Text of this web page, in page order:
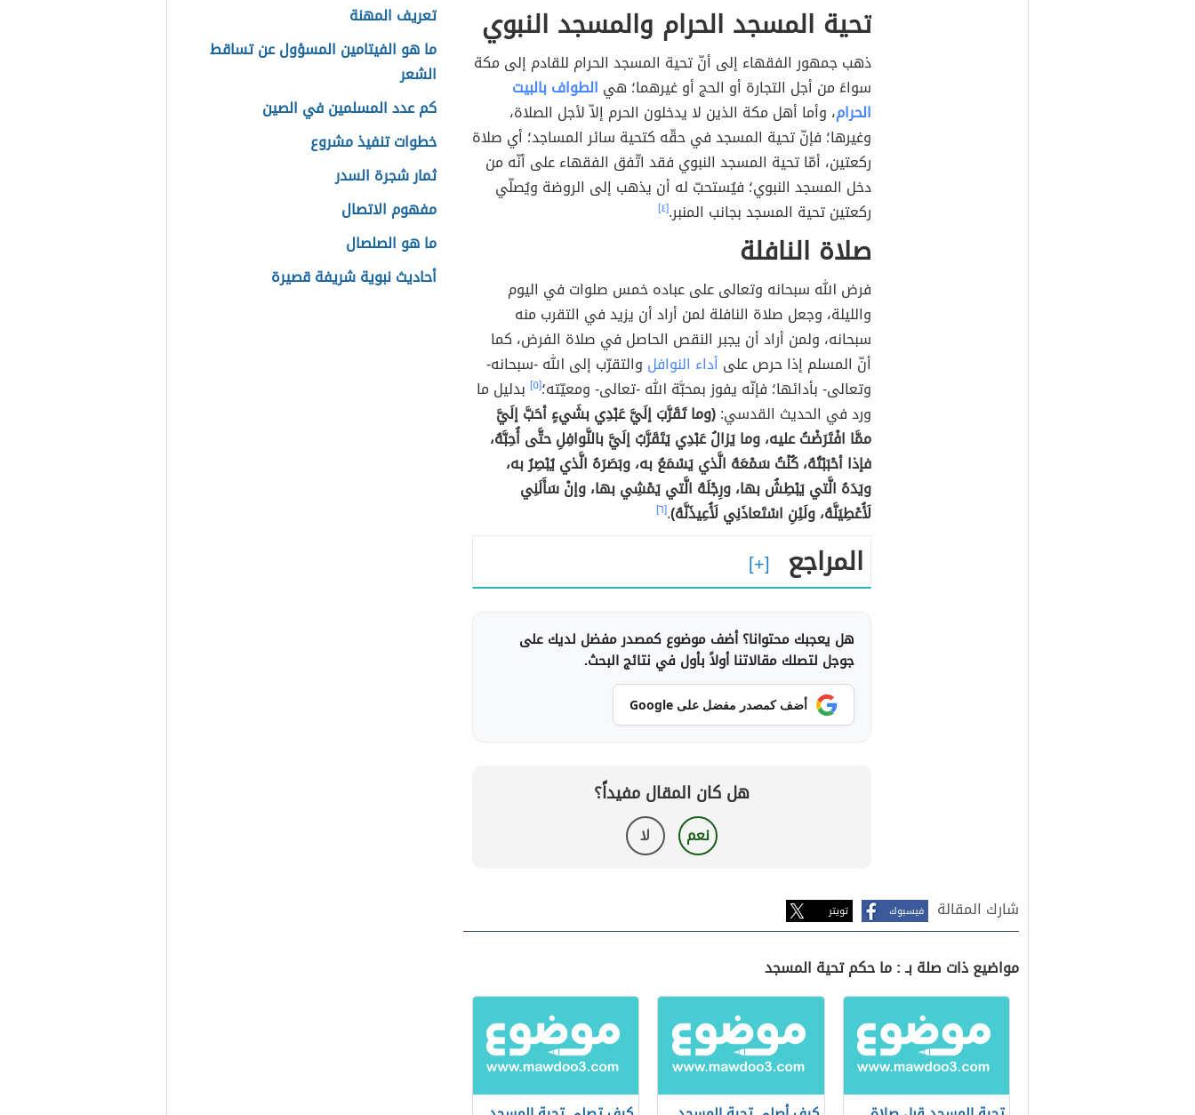
تحية المسجد الحرام والمسجد النبوي
ذهب جمهور الفقهاء إلى أنّ تحية المسجد الحرام للقادم إلى مكة
سواءً من أجل التجارة أو الحج أو غيرهما؛ هي الطواف بالبيت
الحرام، وأما أهل مكة الذين لا يدخلون الحرم إلاّ لأجل الصلاة،
وغيرها؛ فإنّ تحية المسجد في حقّه كتحية سائر المساجد؛ أي صلاة
ركعتين، أمّا تحية المسجد النبوي فقد اتّفق الفقهاء على أنّه من
دخل المسجد النبوي؛ فيُستحبّ له أن يذهب إلى الروضة ويُصلّي
ركعتين تحية المسجد بجانب المنبر.[٤]
صلاة النافلة
فرض الله سبحانه وتعالى على عباده خمس صلوات في اليوم
والليلة، وجعل صلاة النافلة لمن أراد أن يزيد في التقرب منه
سبحانه، ولمن أراد أن يجبر النقص الحاصل في صلاة الفرض، كما
أنّ المسلم إذا حرص على أداء النوافل والتقرّب إلى الله -سبحانه-
وتعالى- بأدائها؛ فإنّه يفوز بمحبَّة الله -تعالى- ومعيّته؛[٥]
بدليل ما
ورد في الحديث القدسي:(وما تَقَرَّبَ إلَيَّ عَبْدِي بشَيءٍ أحَبَّ إلَيَّ
ممَّا افْتَرَضْتُ عليه، وما يَزالُ عَبْدِي يَتَقَرَّبُ إلَيَّ بالنَّوافِلِ حتَّى أُحِبَّهُ،
فإذا أحْبَبْتُهُ، كُنْتُ سَمْعَهُ الَّذي يَسْمَعُ به، وبَصَرَهُ الَّذي يُبْصِرُ به،
ويَدَهُ الَّتي يَبْطِشُ بها، ورِجْلَهُ الَّتي يَمْشِي بها، وإنْ سَأَلَنِي
لَأُعْطِيَنَّهُ، ولَئِنِ اسْتَعاذَنِي لَأُعِيذَنَّهُ).[٦]
المراجع
هل يعجبك محتوانا؟ أضف موضوع كمصدر مفضل لديك على
جوجل لتصلك مقالاتنا أولاً بأول في نتائج البحث.
أضف كمصدر مفضل على Google
هل كان المقال مفيداً؟
نعم لا
شارك المقالة فيسبوك تويتر
مواضيع ذات صلة بـ : ما حكم تحية المسجد
تعريف المهنة
ما هو الفيتامين المسؤول عن تساقط
الشعر
كم عدد المسلمين في الصين
خطوات تنفيذ مشروع
ثمار شجرة السدر
مفهوم الاتصال
ما هو الصلصال
أحاديث نبوية شريفة قصيرة